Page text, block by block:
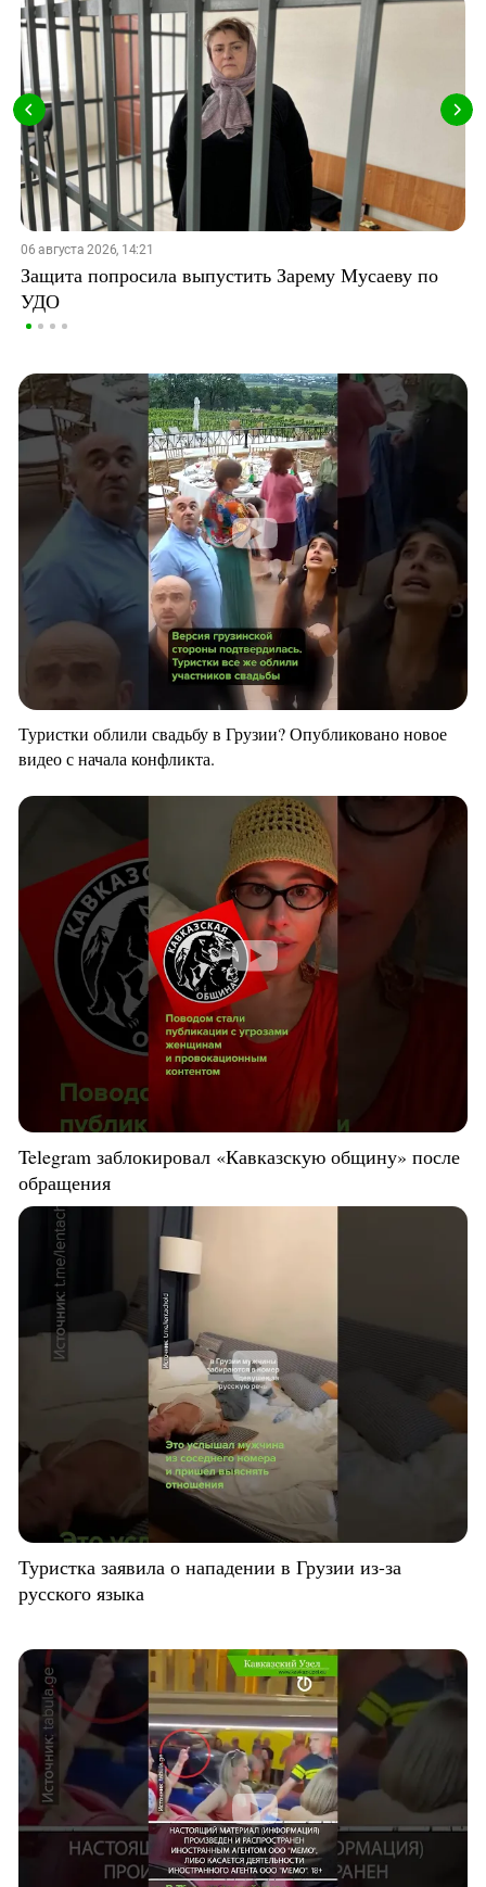
06 августа 2026, 14:21
Защита попросила выпустить Зарему Мусаеву по
УДО
Туристки облили свадьбу в Грузии? Опубликовано новое
видео с начала конфликта.
Telegram заблокировал «Кавказскую общину» после
обращения
Туристка заявила о нападении в Грузии из-за
русского языка